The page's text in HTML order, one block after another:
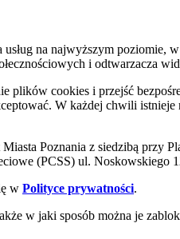
na najwyższym
i odtwarzacza
plików cookies i przejść
W każdej chwili
Poznania z siedzibą przy
(PCSS) ul. Noskowskiego
w Polityce prywatności.
w jaki sposób można je